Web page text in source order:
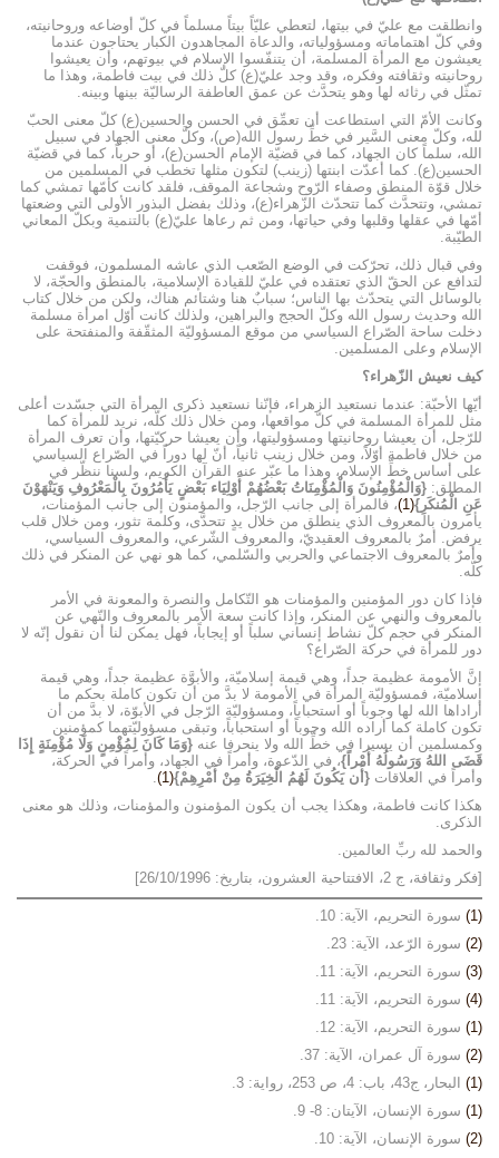
وانطلقت مع عليّ في بيتها، لتعطي عليّاً بيتاً مسلماً في كلّ أوضاعه وروحانيته،
وفي كلّ اهتماماته ومسؤولياته، والدعاة المجاهدون الكبار يحتاجون عندما
يعيشون مع المرأة المسلمة، أن يتنفّسوا الإسلام في بيوتهم، وأن يعيشوا
روحانيته وثقافته وفكره، وقد وجد عليّ(ع) كلّ ذلك في بيت فاطمة، وهذا ما
تمثّل في رثائه لها وهو يتحدَّث عن عمق العاطفة الرساليّة بينها وبينه.
وكانت الأمّ التي استطاعت أن تعمِّق في الحسن والحسين(ع) كلّ معنى الحبّ
لله، وكلّ معنى السَّير في خطِّ رسول الله(ص)، وكلَّ معنى الجهاد في سبيل
الله، سلماً كان الجهاد، كما في قضيّة الإمام الحسن(ع)، أو حرباً، كما في قضيّة
الحسين(ع). كما أعدّت ابنتها (زينب) لتكون مثلها تخطب في المسلمين من
خلال قوّة المنطق وصفاء الرّوح وشجاعة الموقف، فلقد كانت كأمّها تمشي كما
تمشي، وتتحدَّث كما تتحدّث الزّهراء(ع)، وذلك بفضل البذور الأولى التي وضعتها
أمّها في عقلها وقلبها وفي حياتها، ومن ثم رعاها عليّ(ع) بالتنمية وبكلّ المعاني
الطيّبة.
وفي قبال ذلك، تحرّكت في الوضع الصّعب الذي عاشه المسلمون، فوقفت
لتدافع عن الحقّ الذي تعتقده في عليّ للقيادة الإسلامية، بالمنطق والحجّة، لا
بالوسائل التي يتحدّث بها الناس؛ سبابٌ هنا وشتائم هناك، ولكن من خلال كتاب
الله وحديث رسول الله وكلّ الحجج والبراهين، ولذلك كانت أوّل امرأة مسلمة
دخلت ساحة الصّراع السياسي من موقع المسؤوليّة المثقّفة والمنفتحة على
الإسلام وعلى المسلمين.
كيف نعيش الزّهراء؟
أيّها الأحبّة: عندما نستعيد الزهراء، فإنّنا نستعيد ذكرى المرأة التي جسّدت أعلى
مثل للمرأة المسلمة في كلّ مواقعها، ومن خلال ذلك كلّه، نريد للمرأة كما
للرّجل، أن يعيشا روحانيتها ومسؤوليتها، وأن يعيشا حركيّتها، وأن تعرف المرأة
من خلال فاطمة أوّلاً، ومن خلال زينب ثانياً، أنّ لها دوراً في الصّراع السياسي
على أساس خطِّ الإسلام، وهذا ما عبّر عنه القرآن الكريم، ولسنا ننظّر في
المطلق: {وَالْمُؤْمِنُونَ وَالْمُؤْمِنَاتُ بَعْضُهُمْ أَوْلِيَاء بَعْضٍ يَأْمُرُونَ بِالْمَعْرُوفِ وَيَنْهَوْنَ
عَنِ الْمُنكَرِ}(1)
، فالمرأة إلى جانب الرّجل، والمؤمنون إلى جانب المؤمنات،
يأمرون بالمعروف الذي ينطلق من خلال يدٍ تتحدَّى، وكلمة تثور، ومن خلال قلب
يرفض. أمرٌ بالمعروف العقيديّ، والمعروف الشّرعي، والمعروف السياسي،
وأمرٌ بالمعروف الاجتماعي والحربي والسّلمي، كما هو نهي عن المنكر في ذلك
كلّه.
فإذا كان دور المؤمنين والمؤمنات هو التّكامل والنصرة والمعونة في الأمر
بالمعروف والنهي عن المنكر، وإذا كانت سعة الأمر بالمعروف والنّهي عن
المنكر في حجم كلّ نشاط إنساني سلباً أو إيجاباً، فهل يمكن لنا أن نقول إنّه لا
دور للمرأة في حركة الصّراع؟
إنَّ الأمومة عظيمة جداً، وهي قيمة إسلاميّة، والأبوَّة عظيمة جداً، وهي قيمة
إسلاميّة، فمسؤوليّة المرأة في الأمومة لا بدَّ من أن تكون كاملة بحكم ما
أراداها الله لها وجوباً أو استحباباً، ومسؤوليّة الرّجل في الأبوّة، لا بدَّ من أن
تكون كاملة كما أراده الله وجوباً أو استحباباً، وتبقى مسؤوليّتهما كمؤمنين
وكمسلمين أن يسيرا في خطِّ الله ولا ينحرفا عنه {وَمَا كَانَ لِمُؤْمِنٍ وَلَا مُؤْمِنَةٍ إِذَا
قَضَى اللهُ وَرَسُولُهُ أَمْراً}، في الدّعوة، وأمراً في الجهاد، وأمراً في الحركة،
وأمراً في العلاقات {أَن يَكُونَ لَهُمُ الْخِيَرَةُ مِنْ أَمْرِهِمْ}(1)
.
هكذا كانت فاطمة، وهكذا يجب أن يكون المؤمنون والمؤمنات، وذلك هو معنى
الذكرى.
والحمد لله ربِّ العالمين.
[فكر وثقافة، ج 2، الافتتاحية العشرون، بتاريخ: 26/10/1996]
(1)
سورة التحريم، الآية: 10.
(2)
سورة الرّعد، الآية: 23.
(3)
سورة التحريم، الآية: 11.
(4)
سورة التحريم، الآية: 11.
(1)
سورة التحريم، الآية: 12.
(2)
سورة آل عمران، الآية: 37.
(1)
البحار، ج43، باب: 4، ص 253، رواية: 3.
(1)
سورة الإنسان، الآيتان: 8- 9.
(2)
سورة الإنسان، الآية: 10.